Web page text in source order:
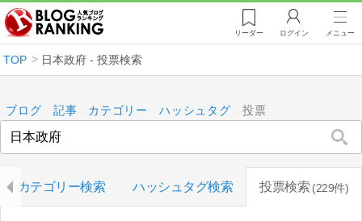
リーダー ログイン メニュー
TOP 日本政府 - 投票検索
ブログ 記事 カテゴリー ハッシュタグ 投票
カテゴリー検索 ハッシュタグ検索 投票検索 229件